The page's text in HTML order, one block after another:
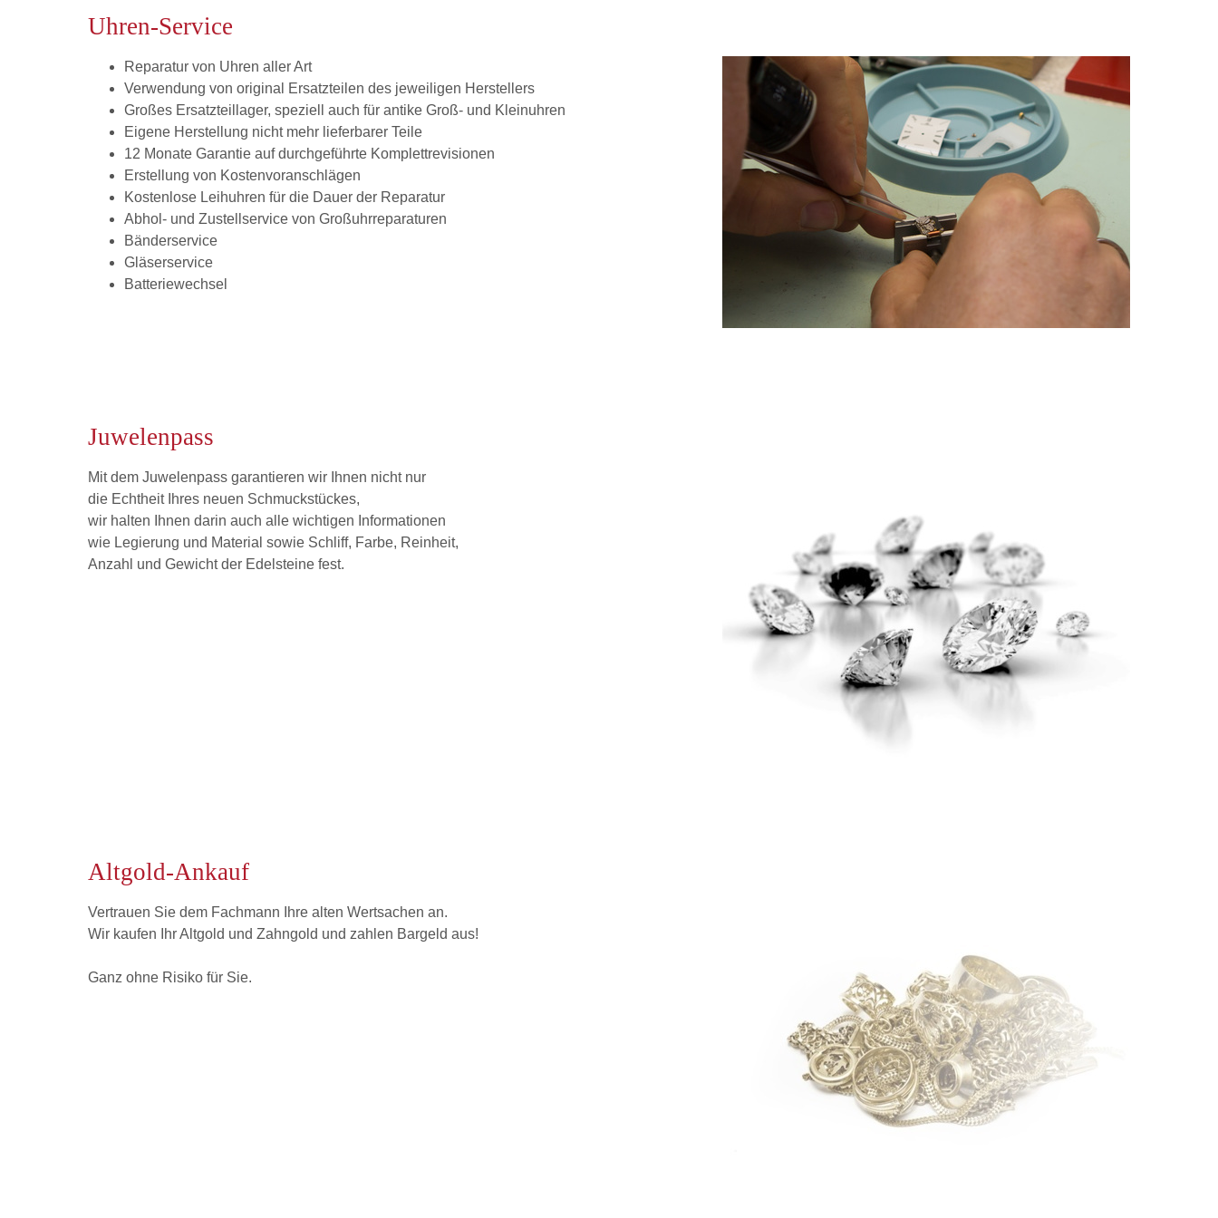
Uhren-Service
Reparatur von Uhren aller Art
Verwendung von original Ersatzteilen des jeweiligen Herstellers
Großes Ersatzteillager, speziell auch für antike Groß- und Kleinuhren
Eigene Herstellung nicht mehr lieferbarer Teile
12 Monate Garantie auf durchgeführte Komplettrevisionen
Erstellung von Kostenvoranschlägen
Kostenlose Leihuhren für die Dauer der Reparatur
Abhol- und Zustellservice von Großuhrreparaturen
Bänderservice
Gläserservice
Batteriewechsel
Juwelenpass
Mit dem Juwelenpass garantieren wir Ihnen nicht nur
die Echtheit Ihres neuen Schmuckstückes,
wir halten Ihnen darin auch alle wichtigen Informationen
wie Legierung und Material sowie Schliff, Farbe, Reinheit,
Anzahl und Gewicht der Edelsteine fest.
Altgold-Ankauf
Vertrauen Sie dem Fachmann Ihre alten Wertsachen an.
Wir kaufen Ihr Altgold und Zahngold und zahlen Bargeld aus!
Ganz ohne Risiko für Sie.